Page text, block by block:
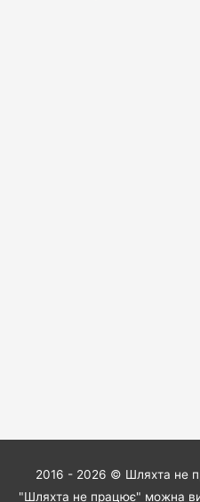
2016 - 2026 © Шляхта не
"Шляхта не працює" можна